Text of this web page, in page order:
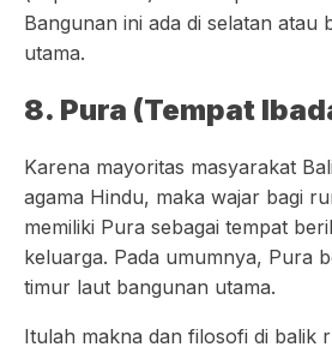
Bangunan ini ada di selatan atau
utama.
8. Pura (Tempat
Karena mayoritas masyarakat
agama Hindu, maka wajar bagi
memiliki Pura sebagai tempat
keluarga. Pada umumnya, Pura
timur laut bangunan utama.
Itulah makna dan filosofi di balik